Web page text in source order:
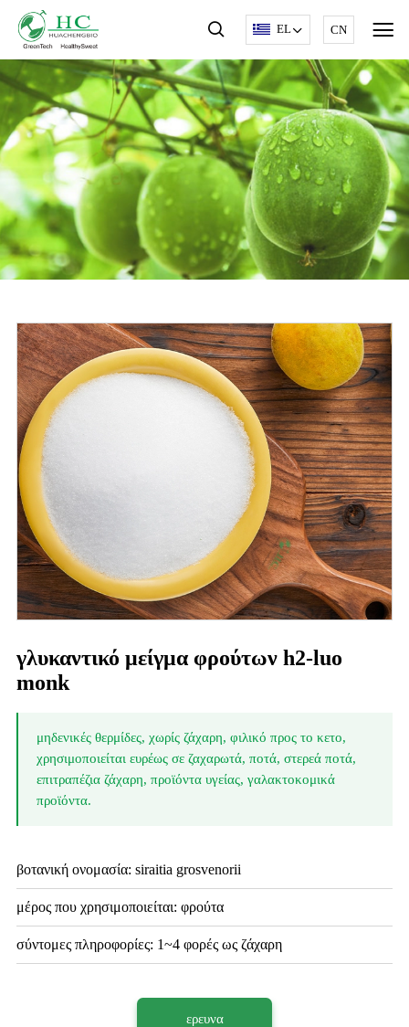
EL CN
γλυκαντικό μείγμα φρούτων h2-luo
monk
μηδενικές θερμίδες, χωρίς ζάχαρη, φιλικό προς το κετο,
χρησιμοποιείται ευρέως σε ζαχαρωτά, ποτά, στερεά ποτά,
επιτραπέζια ζάχαρη, προϊόντα υγείας, γαλακτοκομικά
προϊόντα.
βοτανική ονομασία: siraitia grosvenorii
μέρος που χρησιμοποιείται: φρούτα
σύντομες πληροφορίες: 1~4 φορές ως ζάχαρη
ερευνα